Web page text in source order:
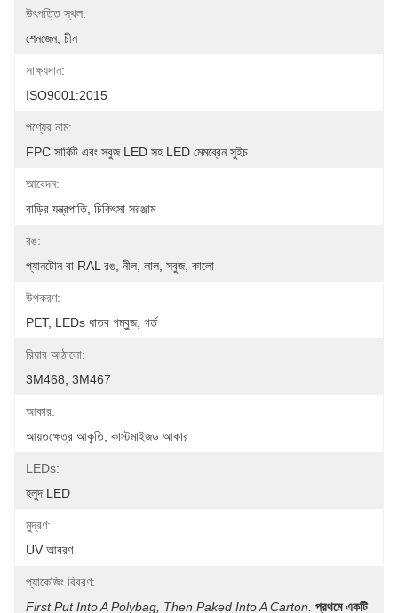
উৎপত্তি স্থল:
শেনজেন, চীন
সাক্ষ্যদান:
ISO9001:2015
পণ্যের নাম:
FPC সার্কিট এবং সবুজ LED সহ LED মেমব্রেন সুইচ
আবেদন:
বাড়ির যন্ত্রপাতি, চিকিৎসা সরঞ্জাম
রঙ:
প্যানটোন বা RAL রঙ, নীল, লাল, সবুজ, কালো
উপকরণ:
PET, LEDs ধাতব গম্বুজ, গর্ত
রিয়ার আঠালো:
3M468, 3M467
আকার:
আয়তক্ষেত্র আকৃতি, কাস্টমাইজড আকার
LEDs:
হলুদ LED
মুদ্রণ:
UV আবরণ
প্যাকেজিং বিবরণ:
First Put Into A Polybag, Then Paked Into A Carton. প্রথমে একটি